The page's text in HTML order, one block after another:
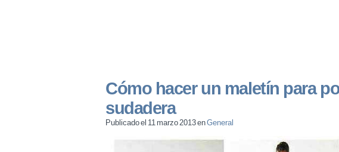
Cómo hacer un maletín para
sudadera
Publicado el 11 marzo 2013 enGeneral